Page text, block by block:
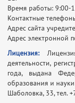
Время работы: 9:00-
Контактные
Адрес сайта
Адрес электронной
Лицензия:
деятельности,
года, выдана
образования и
Шаболовка, 33, тел.